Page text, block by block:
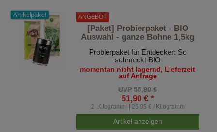
Artikelpaket ANGEBOT
[Paket] Probierpaket - BIO
Auswahl - ganze Bohne 1,5kg
Probierpaket für Entdecker: So
schmeckt BIO
momentan nicht lagernd, Lieferzeit
auf Anfrage
UVP 55,90 €
51,90 € *
2 Kilogramm | 25,95 € / Kilogramm
Artikel anzeigen